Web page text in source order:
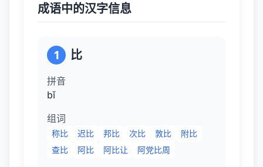
成语中的汉字信息
1 比
拼音
bǐ
组词
称比 迟比 邦比 次比 敦比
附比
查比
阿比 阿比让 阿党比周